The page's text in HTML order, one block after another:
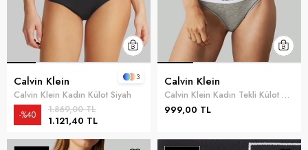
Calvin Klein
Calvin Klein Kadın Külot Siyah
1.121,40 TL
1.869,00 TL
%40
3 Calvin Klein
Calvin Klein Kadın Tekli Külot Gri
999,00 TL